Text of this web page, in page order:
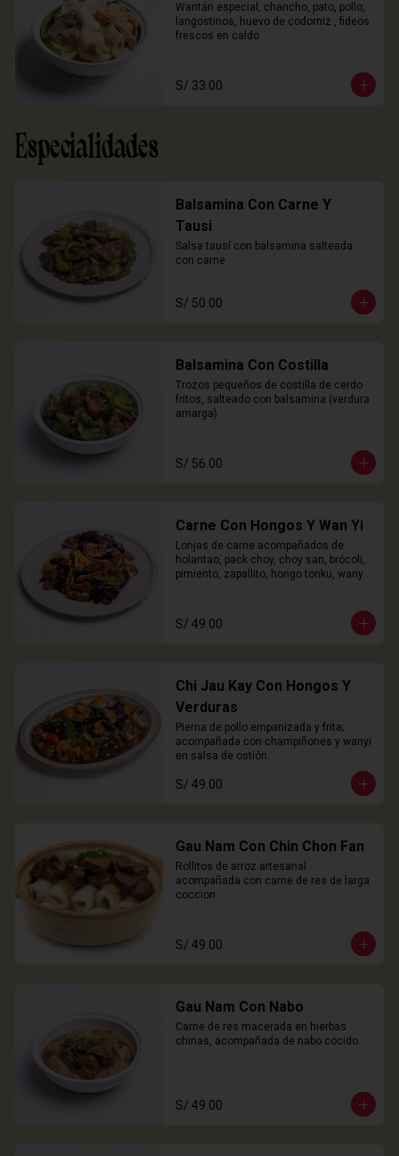
Wantán especial, chancho, pato, pollo,
langostinos, huevo de codorniz , fideos
frescos en caldo
S/ 33.00
Especialidades
Balsamina Con Carne Y
Tausi
Salsa tausí con balsamina salteada
con carne
S/ 50.00
Balsamina Con Costilla
Trozos pequeños de costilla de cerdo
fritos, salteado con balsamina (verdura
amarga)
S/ 56.00
Carne Con Hongos Y Wan Yi
Lonjas de carne acompañados de
holantao, pack choy, choy san, brócoli,
pimiento, zapallito, hongo tonku, wanyi
S/ 49.00
Chi Jau Kay Con Hongos Y
Verduras
Pierna de pollo empanizada y frita;
acompañada con champiñones y wanyi
en salsa de ostión.
S/ 49.00
Gau Nam Con Chin Chon Fan
Rollitos de arroz artesanal
acompañada con carne de res de larga
coccion
S/ 49.00
Gau Nam Con Nabo
Carne de res macerada en hierbas
chinas, acompañada de nabo cocido
S/ 49.00